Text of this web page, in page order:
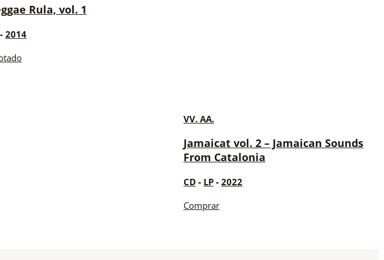
Rula, vol. 1
- 2014
VV. AA.
Jamaicat vol. 2 – Jamaican Sounds
From Catalonia
CD - LP - 2022
Comprar